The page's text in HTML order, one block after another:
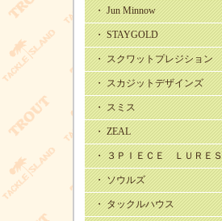
・ Jun Minnow
・ STAYGOLD
・ スクワットプレジション
・ スカジットデザインズ
・ スミス
・ ZEAL
・ ３ＰＩＥＣＥ ＬＵＲＥＳ
・ ソウルズ
・ タックルハウス